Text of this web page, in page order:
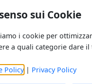
sui Cookie
i cookie per
a quali categorie dare il
Policy| Privacy Policy
elevata. Nel
d'inverno la
centigradi,
diligenza le spine